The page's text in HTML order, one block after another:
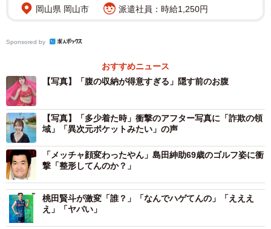
岡山県 岡山市
派遣社員：時給1,250円
Sponsored by
おすすめニュース
【写真】「腹の収納が得意すぎる」隠す前のお腹
【写真】「多少着た時」衝撃のアフター写真に「詐欺の領
域」「異次元ポケットみたい」の声
「メッチャ顔変わったやん」島田紳助69歳のゴルフ姿に衝
撃「整形してんのか？」
桃田賢斗が激変「誰？」「なんでハゲてんの」「えええ
え」「ヤバい」